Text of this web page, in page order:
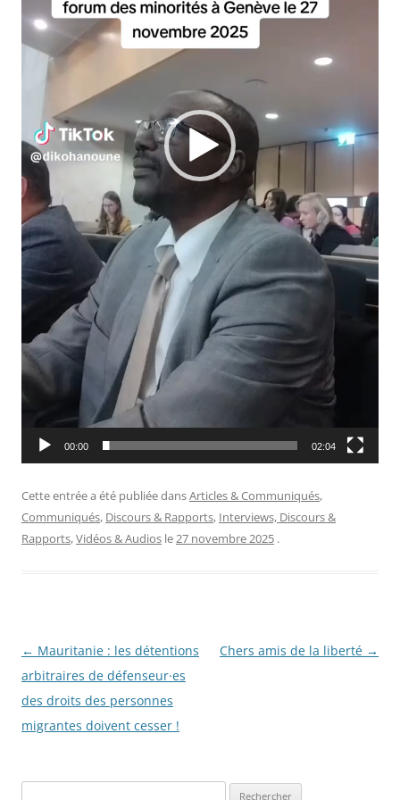
00:00 02:04
Cette entrée a été publiée dansArticles & Communiqués,
Communiqués, Discours & Rapports, Interviews, Discours &
Rapports,Vidéos & Audios le27 novembre 2025 .
Navigation
des
articles
← Mauritanie : les détentions
arbitraires de défenseur·es
des droits des personnes
migrantes doivent cesser !
Chers amis de la liberté →